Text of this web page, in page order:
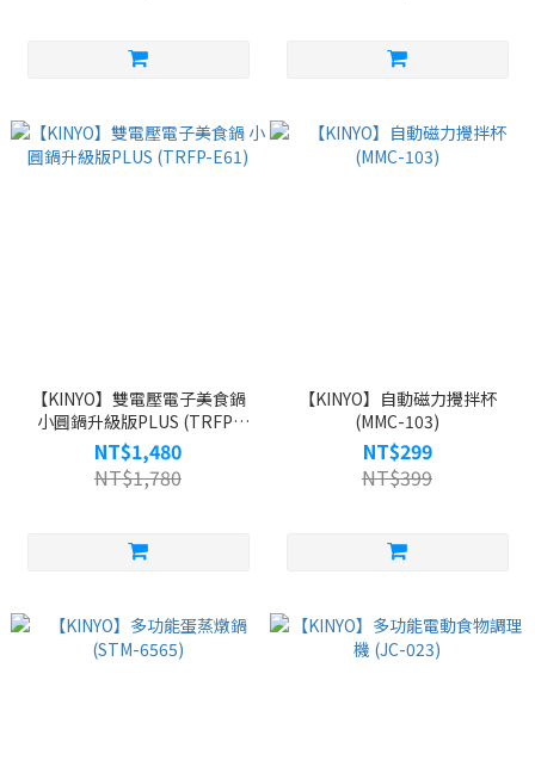
【KINYO】雙電壓電子美食鍋
小圓鍋升級版PLUS (TRFP-
E61)
NT$1,480
NT$1,780
【KINYO】自動磁力攪拌杯
(MMC-103)
NT$299
NT$399